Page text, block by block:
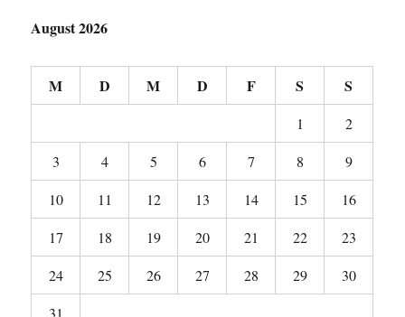
August 2026
M D M D F S S
1
2
3
4 5 6 7 8
9
10
11 12 13 14 15
16
17
18 19 20 21 22
23
24
25 26 27 28 29
30
31